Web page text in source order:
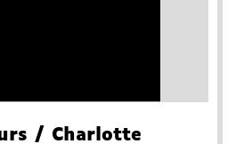
/ Charlotte